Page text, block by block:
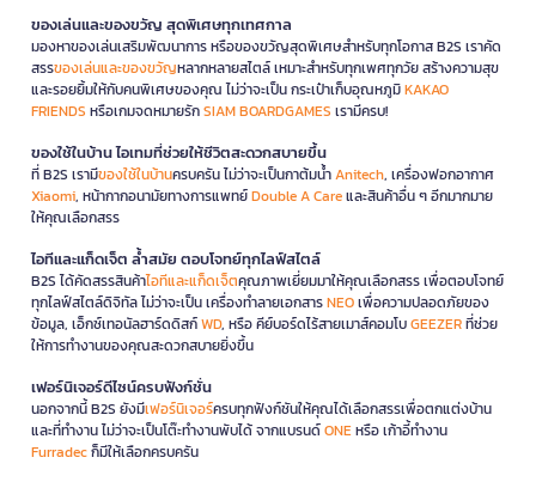
ของเล่นและของขวัญ สุดพิเศษทุกเทศกาล
มองหาของเล่นเสริมพัฒนาการ หรือของขวัญสุดพิเศษสำหรับทุกโอกาส B2S เราคัด
สรรของเล่นและของขวัญหลากหลายสไตล์ เหมาะสำหรับทุกเพศทุกวัย สร้างความสุข
และรอยยิ้มให้กับคนพิเศษของคุณ ไม่ว่าจะเป็น กระเป๋าเก็บอุณหภูมิKAKAO
FRIENDS หรือเกมจดหมายรักSIAM BOARDGAMES เรามีครบ!
ของใช้ในบ้าน ไอเทมที่ช่วยให้ชีวิตสะดวกสบายขึ้น
ที่ B2S เรามีของใช้ในบ้านครบครัน ไม่ว่าจะเป็นกาต้มน้ำAnitech, เครื่องฟอกอากาศ
Xiaomi, หน้ากากอนามัยทางการแพทย์Double A Careและสินค้าอื่น ๆ อีกมากมาย
ให้คุณเลือกสรร
ไอทีและแก็ดเจ็ต ล้ำสมัย ตอบโจทย์ทุกไลฟ์สไตล์
B2S ได้คัดสรรสินค้าไอทีและแก็ดเจ็ตคุณภาพเยี่ยมมาให้คุณเลือกสรร เพื่อตอบโจทย์
ทุกไลฟ์สไตล์ดิจิทัล ไม่ว่าจะเป็น เครื่องทำลายเอกสารNEOเพื่อความปลอดภัยของ
ข้อมูล, เอ็กซ์เทอนัลฮาร์ดดิสก์WD, หรือ คีย์บอร์ดไร้สายเมาส์คอมโบGEEZERที่ช่วย
ให้การทำงานของคุณสะดวกสบายยิ่งขึ้น
เฟอร์นิเจอร์ดีไซน์ครบฟังก์ชั่น
นอกจากนี้ B2S ยังมีเฟอร์นิเจอร์ครบทุกฟังก์ชันให้คุณได้เลือกสรรเพื่อตกแต่งบ้าน
และที่ทำงาน ไม่ว่าจะเป็นโต๊ะทำงานพับได้ จากแบรนด์ONEหรือ เก้าอี้ทำงาน
Furradecก็มีให้เลือกครบครัน